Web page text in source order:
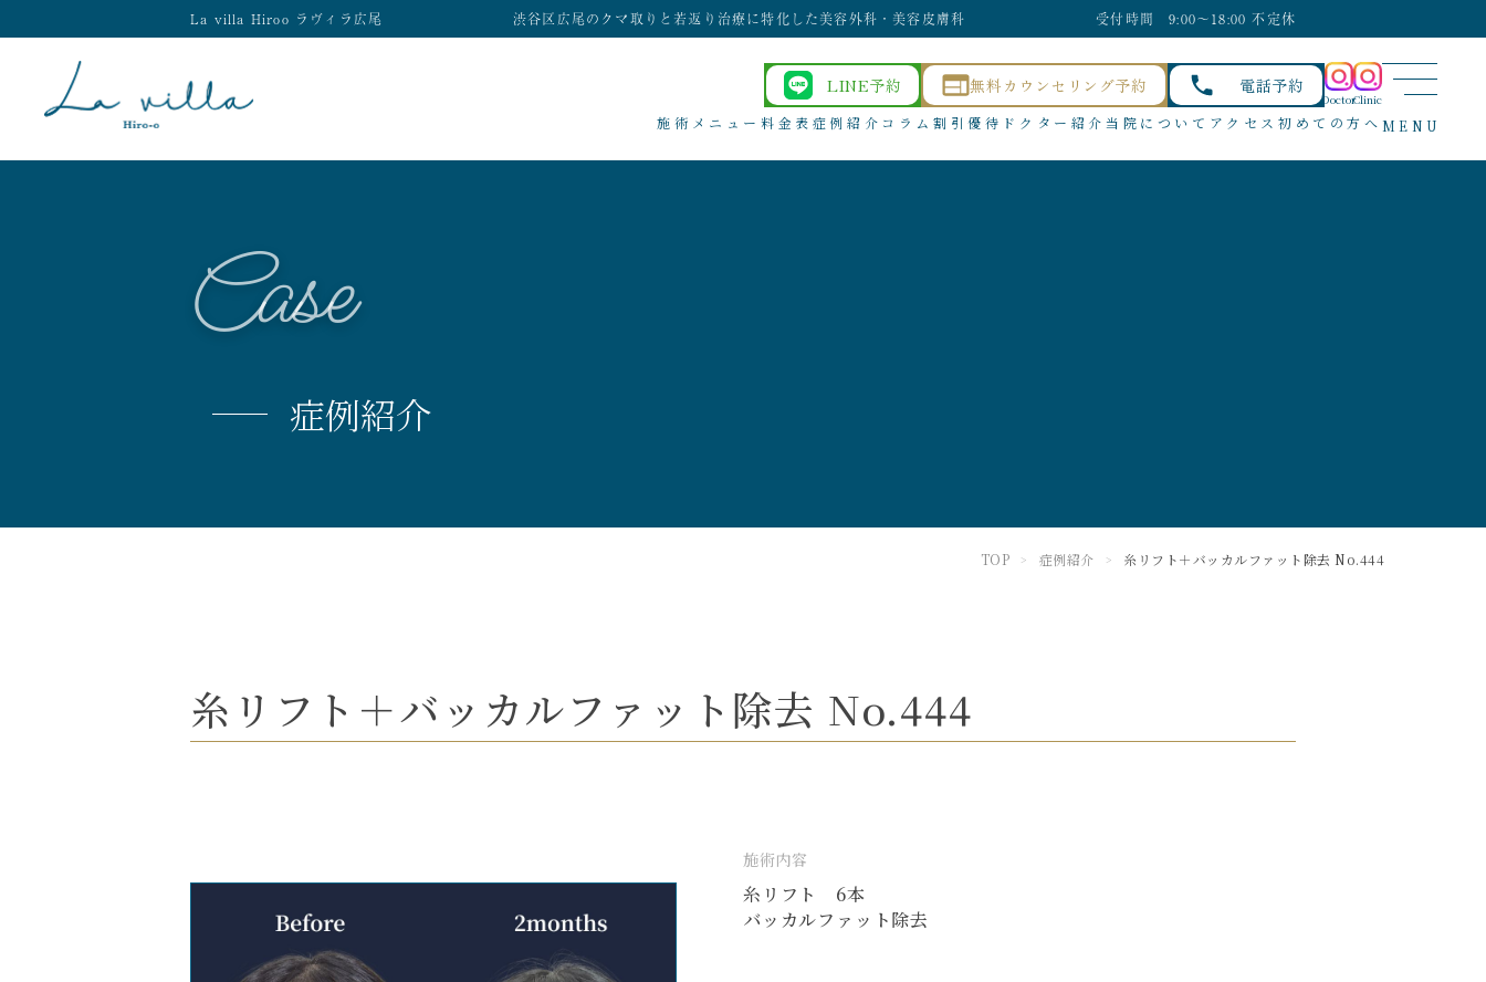
La villa Hiroo ラヴィラ広尾 渋谷区広尾のクマ取りと若返り治療に特化した美容外科・美容皮膚科 受付時間 9:00〜18:00 不定休
LINE予約 無料カウンセリング予約 電話予約
DoctorClinic
施術メニュー 料金表 症例紹介 コラム 割引優待 ドクター紹介 当院について アクセス 初めての方へ MENU
Case
症例紹介
TOP > 症例紹介 > 糸リフト＋バッカルファット除去 No.444
糸リフト＋バッカルファット除去 No.444
施術内容
糸リフト 6本
バッカルファット除去